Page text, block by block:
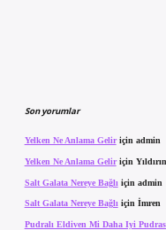
Son yorumlar
Yelken Ne Anlama Geliriçin admin
Yelken Ne Anlama Geliriçin
Salt Galata Nereye Bağlı için admin
Salt Galata Nereye Bağlı için İmren
Pudralı Eldiven Mi Daha Iyi